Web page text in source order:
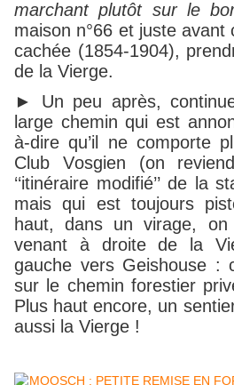
marchant plutôt sur le
maison n°66 et juste avant
cachée (1854-1904),
de la Vierge.
► Un peu après,
large chemin qui est
à-dire qu’il ne comporte
Club Vosgien (on
‘‘itinéraire modifié’’ de la
mais qui est toujours
haut, dans un virage,
venant à droite de la
gauche vers Geishouse :
sur le chemin forestier
Plus haut encore, un
aussi la Vierge !